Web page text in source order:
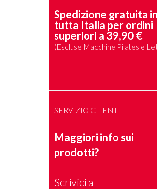
Spedizione gratuita in
tutta Italia per ordini
superiori a 39,90 €
(Escluse Macchine Pilates e
SERVIZIO CLIENTI
Maggiori info sui
prodotti?
Scrivici a